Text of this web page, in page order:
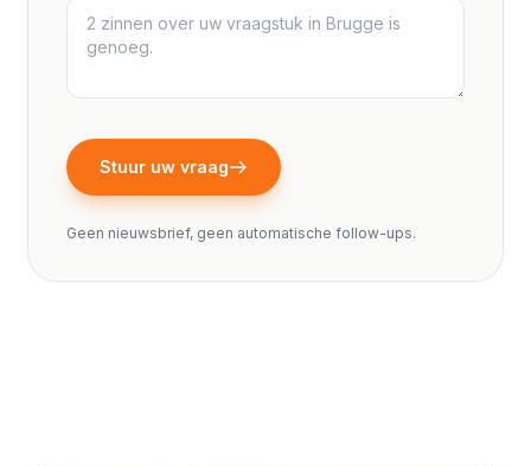
Stuur uw vraag
Geen nieuwsbrief, geen automatische follow-ups.